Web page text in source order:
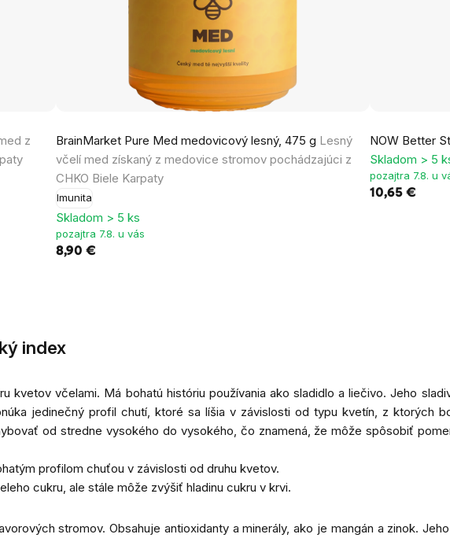
z
BrainMarket Pure Med medovicový lesný, 475 g Lesný
včelí med získaný z medovice stromov pochádzajúci z
CHKO Biele Karpaty
Imunita
Skladom > 5 ks
pozajtra 7.8. u vás
8,90 €
NOW Better
Skladom > 5
pozajtra 7.8. u
10,65 €
index
kvetov včelami. Má bohatú históriu používania ako sladidlo a liečivo. Jeho
jedinečný profil chutí, ktoré sa líšia v závislosti od typu kvetín, z ktorých
od stredne vysokého do vysokého, čo znamená, že môže spôsobiť
profilom chuťou v závislosti od druhu kvetov.
cukru, ale stále môže zvýšiť hladinu cukru v krvi.
stromov. Obsahuje antioxidanty a minerály, ako je mangán a zinok.